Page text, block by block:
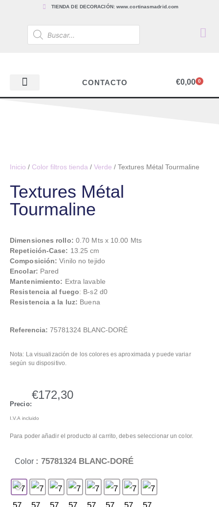
TIENDA DE DECORACIÓN: www.cortinasmadrid.com
CONTACTO €0,00 0
Inicio / Color filtros tienda / Verde / Textures Métal Tourmaline
Textures Métal
Tourmaline
Dimensiones rollo: 0.70 Mts x 10.00 Mts
Repetición-Case: 13.25 cm
Composición: Vinilo no tejido
Encolar: Pared
Mantenimiento: Extra lavable
Resistencia al fuego: B-s2 d0
Resistencia a la luz: Buena
Referencia: 75781324 BLANC-DORÉ
Nota: La visualización de los colores es aproximada y puede variar
según su dispositivo.
Precio:
€172,30
I.V.A incluido
Para poder añadir el producto al carrito, debes seleccionar un color.
Color : 75781324 BLANC-DORÉ